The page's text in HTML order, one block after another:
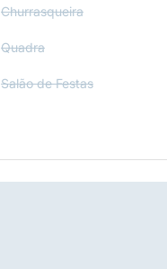
Churrasqueira
Quadra
Salão de Festas